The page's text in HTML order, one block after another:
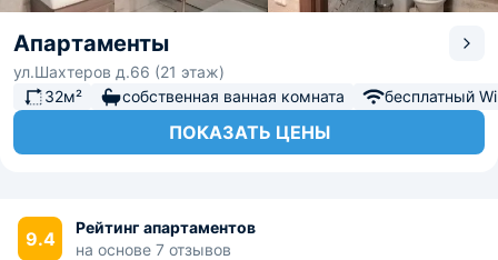
Апартаменты
ул.Шахтеров д.66 (21 этаж)
32м²
собственная ванная комната бесплатный
ПОКАЗАТЬ ЦЕНЫ
9.4
Рейтинг апартаментов
на основе 7 отзывов